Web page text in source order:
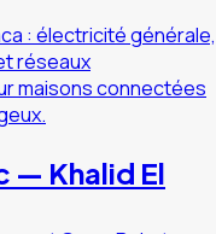
: électricité générale,
réseaux
maisons connectées
— Khalid El